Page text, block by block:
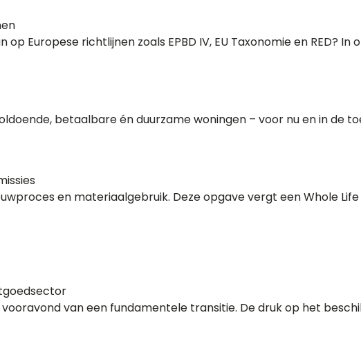
Europese richtlijnen zoals EPBD IV, EU Taxonomie en RED?
betaalbare én duurzame woningen – voor nu en in de
en materiaalgebruik. Deze opgave vergt een Whole
van een fundamentele transitie. De druk op het